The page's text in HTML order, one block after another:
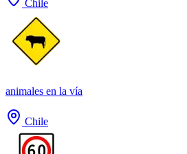
Chile
animales en la vía
Chile